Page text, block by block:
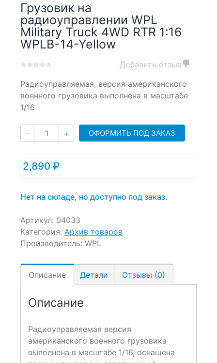
Грузовик на
радиоуправлении WPL
Military Truck 4WD RTR 1:16
WPLB-14-Yellow
out
on
Добавить отзыв
Радиоуправляемая, версия американского
военного грузовика выполнена в масштабе
1/16
- Количество
+ ОФОРМИТЬ ПОД ЗАКАЗ
2,890 ₽
Нет на складе, но доступно под заказ.
Артикул: 04033
Категория: Архив товаров
Производитель: WPL
Описание Детали Отзывы (0)
Описание
Радиоуправляемая версия
американского военного грузовика
выполнена в масштабе 1/16, оснащена